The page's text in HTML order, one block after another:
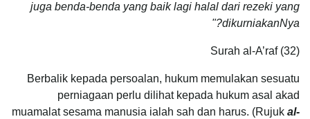
juga benda-benda yang baik lagi halal dari rezeki yang
dikurniakanNya?"
Surah al-A’raf (32)
Berbalik kepada persoalan, hukum memulakan sesuatu
perniagaan perlu dilihat kepada hukum asal akad
muamalat sesama manusia ialah sah dan harus. (Rujuk al-